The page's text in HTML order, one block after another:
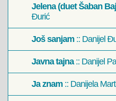
Jelena (duet Šaban
Đurić
Još sanjam :: Danijel
Javna tajna:: Danijel
Ja znam :: Danijela